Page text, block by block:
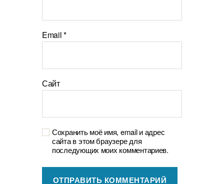
Email*
Сайт
Сохранить моё имя, email и адрес
сайта в этом браузере для
последующих моих комментариев.